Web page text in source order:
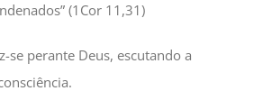
(1Cor 11,31)
se perante Deus, escutando a